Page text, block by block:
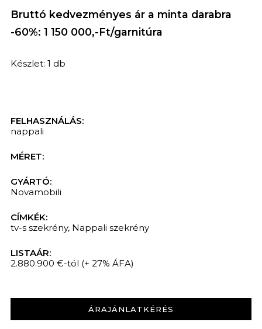
Bruttó kedvezményes ár a minta darabra
-60%: 1 150 000,-Ft/garnitúra
Készlet: 1 db
FELHASZNÁLÁS:
nappali
MÉRET:
GYÁRTÓ:
Novamobili
CÍMKÉK:
tv-s szekrény, Nappali szekrény
LISTAÁR:
2.880.900 €-tól (+ 27% ÁFA)
ÁRAJÁNLATKÉRÉS